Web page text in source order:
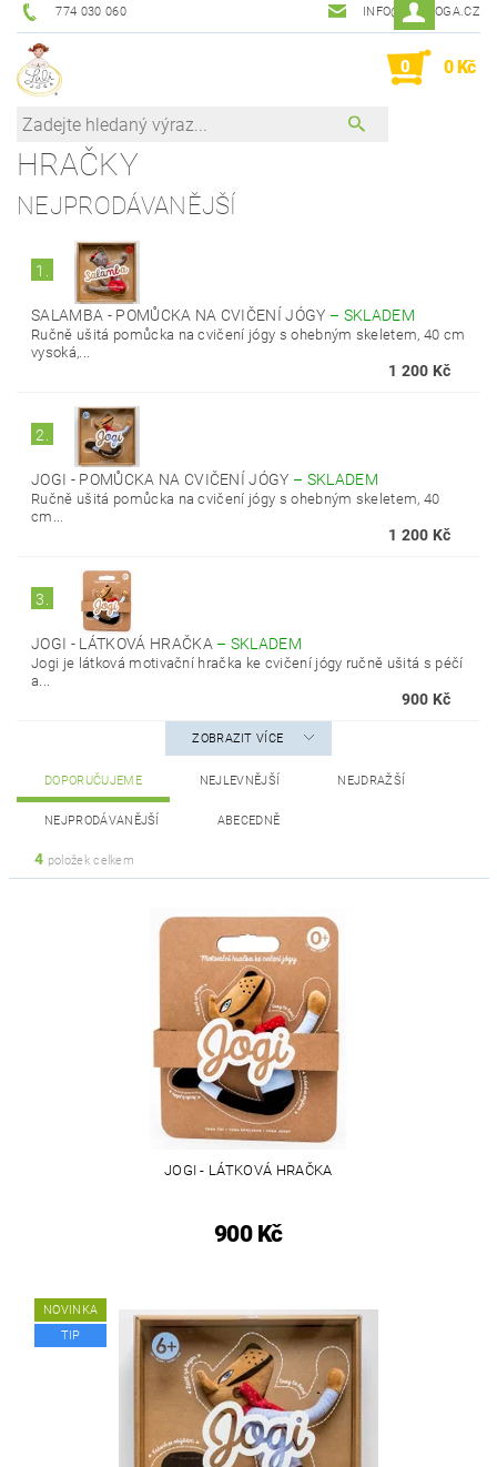
774 030 060 INFO@LALIJOGA.CZ
0 0 Kč
HRAČKY
NEJPRODÁVANĚJŠÍ
1.
SALAMBA - POMŮCKA NA CVIČENÍ JÓGY – SKLADEM
Ručně ušitá pomůcka na cvičení jógy s ohebným skeletem, 40 cm
vysoká,...
1 200 Kč
2.
JOGI - POMŮCKA NA CVIČENÍ JÓGY – SKLADEM
Ručně ušitá pomůcka na cvičení jógy s ohebným skeletem, 40
cm...
1 200 Kč
3.
JOGI - LÁTKOVÁ HRAČKA – SKLADEM
Jogi je látková motivační hračka ke cvičení jógy ručně ušitá s péčí
a...
900 Kč
ZOBRAZIT VÍCE
DOPORUČUJEME NEJLEVNĚJŠÍ NEJDRAŽŠÍ
NEJPRODÁVANĚJŠÍ ABECEDNĚ
4 položek celkem
JOGI - LÁTKOVÁ HRAČKA
900 Kč
NOVINKA
TIP